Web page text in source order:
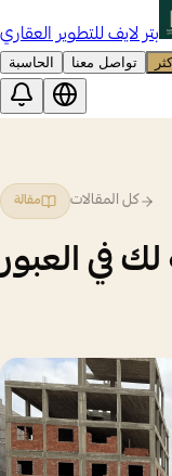
بتر لايف للتطوير العقاري
تواصل معنا الحاسبة
كل المقالات مقالة
في العبور